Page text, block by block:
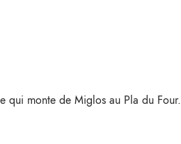
qui monte de Miglos au Pla du Four.